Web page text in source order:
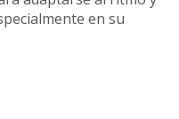
en su